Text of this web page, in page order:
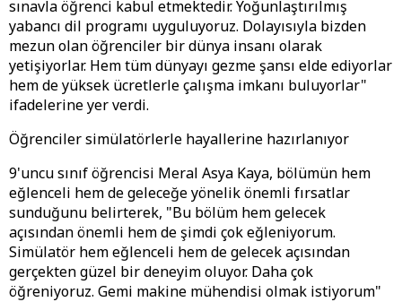
sınavla öğrenci kabul etmektedir. Yoğunlaştırılmış
yabancı dil programı uyguluyoruz. Dolayısıyla bizden
mezun olan öğrenciler bir dünya insanı olarak
yetişiyorlar. Hem tüm dünyayı gezme şansı elde ediyorlar
hem de yüksek ücretlerle çalışma imkanı buluyorlar"
ifadelerine yer verdi.
Öğrenciler simülatörlerle hayallerine hazırlanıyor
9'uncu sınıf öğrencisi Meral Asya Kaya, bölümün hem
eğlenceli hem de geleceğe yönelik önemli fırsatlar
sunduğunu belirterek, "Bu bölüm hem gelecek
açısından önemli hem de şimdi çok eğleniyorum.
Simülatör hem eğlenceli hem de gelecek açısından
gerçekten güzel bir deneyim oluyor. Daha çok
öğreniyoruz. Gemi makine mühendisi olmak istiyorum"